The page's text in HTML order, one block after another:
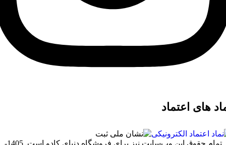
های اعتماد
تمام حقوق اين وب‌سايت نیز برای فروشگاه دنیای کادو است. 1405-